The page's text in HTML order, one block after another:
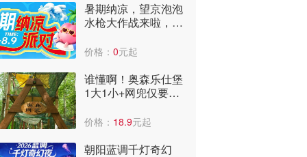
暑期纳凉，望京泡泡
水枪大作战来啦，报
全场，爽翻天~
价格： 0元起
谁懂啊！奥森乐仕堡
1大1小+网兜仅要
全年低价啊！
价格： 18.9元起
朝阳蓝调千灯奇幻